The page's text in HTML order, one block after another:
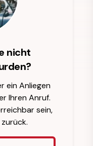
nicht
ein Anliegen
Ihren Anruf.
sein,